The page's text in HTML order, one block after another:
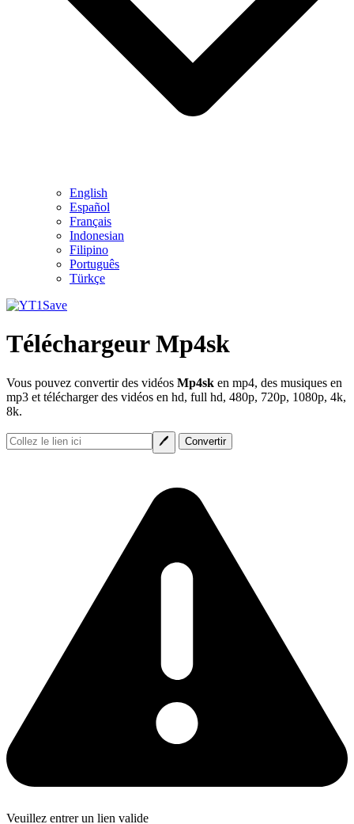
English
Español
Français
Indonesian
Filipino
Português
Türkçe
Téléchargeur Mp4sk
Vous pouvez convertir des vidéos Mp4sk en mp4, des musiques en
mp3 et télécharger des vidéos en hd, full hd, 480p, 720p, 1080p, 4k,
8k.
Veuillez entrer un lien valide